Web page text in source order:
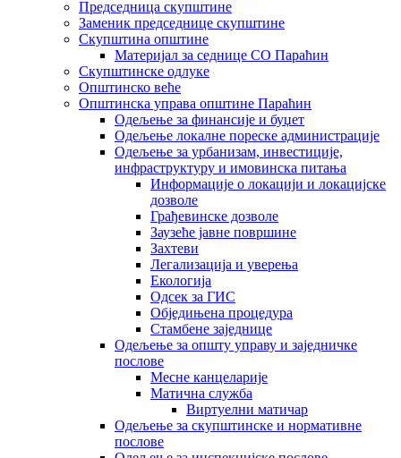
Председница скупштине
Заменик председнице скупштине
Скупштина општине
Материјал за седнице СО Параћин
Скупштинске одлуке
Општинско веће
Општинска управа општине Параћин
Одељење за финансије и буџет
Одељење локалне пореске администрације
Одељење за урбанизам, инвестиције,
инфраструктуру и имовинска питања
Информације о локацији и локацијске
дозволе
Грађевинске дозволе
Заузеће јавне површине
Захтеви
Легализација и уверења
Екологија
Одсек за ГИС
Обједињена процедура
Стамбене заједнице
Oдељење за општу управу и заједничке
послове
Месне канцеларије
Матична служба
Виртуелни матичар
Одељење за скупштинске и нормативне
послове